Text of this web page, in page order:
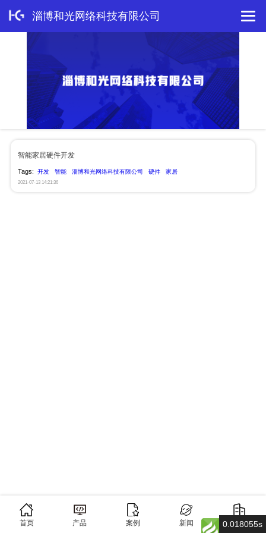
淄博和光网络科技有限公司
智能家居硬件开发
Tags: 开发 智能 淄博和光网络科技有限公司 硬件 家居
2021-07-13 14:21:36
首页 产品 案例 新闻 关于
0.018055s